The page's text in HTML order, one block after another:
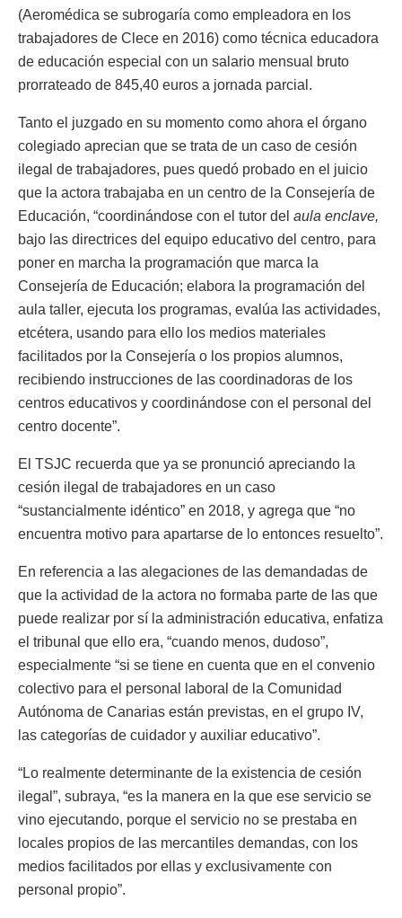
(Aeromédica se subrogaría como empleadora en los
trabajadores de Clece en 2016) como técnica educadora
de educación especial con un salario mensual bruto
prorrateado de 845,40 euros a jornada parcial.
Tanto el juzgado en su momento como ahora el órgano
colegiado aprecian que se trata de un caso de cesión
ilegal de trabajadores, pues quedó probado en el juicio
que la actora trabajaba en un centro de la Consejería de
Educación, “coordinándose con el tutor del aula enclave,
bajo las directrices del equipo educativo del centro, para
poner en marcha la programación que marca la
Consejería de Educación; elabora la programación del
aula taller, ejecuta los programas, evalúa las actividades,
etcétera, usando para ello los medios materiales
facilitados por la Consejería o los propios alumnos,
recibiendo instrucciones de las coordinadoras de los
centros educativos y coordinándose con el personal del
centro docente”.
El TSJC recuerda que ya se pronunció apreciando la
cesión ilegal de trabajadores en un caso
“sustancialmente idéntico” en 2018, y agrega que “no
encuentra motivo para apartarse de lo entonces resuelto”.
En referencia a las alegaciones de las demandadas de
que la actividad de la actora no formaba parte de las que
puede realizar por sí la administración educativa, enfatiza
el tribunal que ello era, “cuando menos, dudoso”,
especialmente “si se tiene en cuenta que en el convenio
colectivo para el personal laboral de la Comunidad
Autónoma de Canarias están previstas, en el grupo IV,
las categorías de cuidador y auxiliar educativo”.
“Lo realmente determinante de la existencia de cesión
ilegal”, subraya, “es la manera en la que ese servicio se
vino ejecutando, porque el servicio no se prestaba en
locales propios de las mercantiles demandas, con los
medios facilitados por ellas y exclusivamente con
personal propio”.